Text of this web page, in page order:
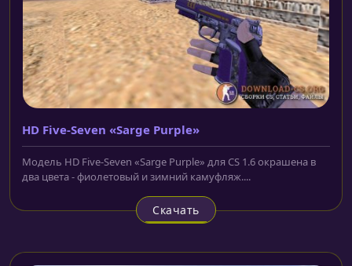
HD Five-Seven «Sarge Purple»
Модель HD Five-Seven «Sarge Purple» для CS 1.6 окрашена в
два цвета - фиолетовый и зимний камуфляж....
Скачать